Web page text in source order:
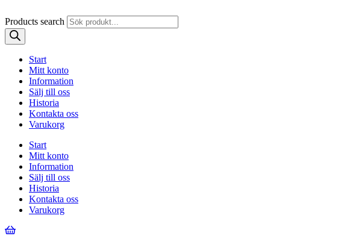
Products search
Start
Mitt konto
Information
Sälj till oss
Historia
Kontakta oss
Varukorg
Start
Mitt konto
Information
Sälj till oss
Historia
Kontakta oss
Varukorg